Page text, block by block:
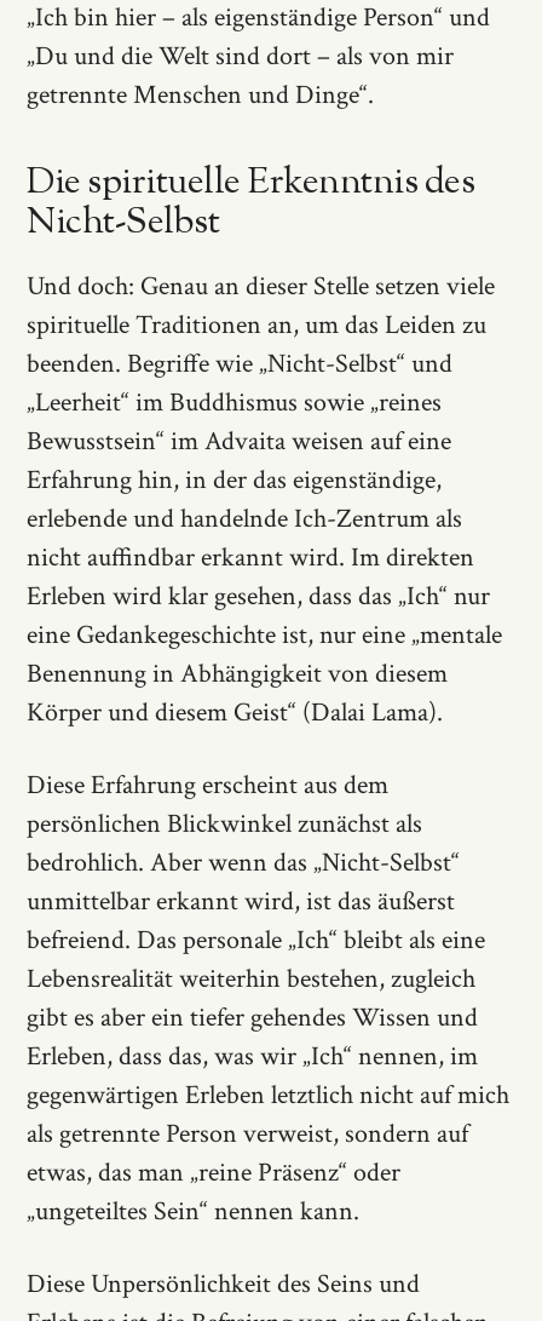
„Ich bin hier – als eigenständige Person“ und
„Du und die Welt sind dort – als von mir
getrennte Menschen und Dinge“.
Die spirituelle Erkenntnis des
Nicht-Selbst
Und doch: Genau an dieser Stelle setzen viele
spirituelle Traditionen an, um das Leiden zu
beenden. Begriffe wie „Nicht-Selbst“ und
„Leerheit“ im Buddhismus sowie „reines
Bewusstsein“ im Advaita weisen auf eine
Erfahrung hin, in der das eigenständige,
erlebende und handelnde Ich-Zentrum als
nicht auffindbar erkannt wird. Im direkten
Erleben wird klar gesehen, dass das „Ich“ nur
eine Gedankegeschichte ist, nur eine „mentale
Benennung in Abhängigkeit von diesem
Körper und diesem Geist“ (Dalai Lama).
Diese Erfahrung erscheint aus dem
persönlichen Blickwinkel zunächst als
bedrohlich. Aber wenn das „Nicht-Selbst“
unmittelbar erkannt wird, ist das äußerst
befreiend. Das personale „Ich“ bleibt als eine
Lebensrealität weiterhin bestehen, zugleich
gibt es aber ein tiefer gehendes Wissen und
Erleben, dass das, was wir „Ich“ nennen, im
gegenwärtigen Erleben letztlich nicht auf mich
als getrennte Person verweist, sondern auf
etwas, das man „reine Präsenz“ oder
„ungeteiltes Sein“ nennen kann.
Diese Unpersönlichkeit des Seins und